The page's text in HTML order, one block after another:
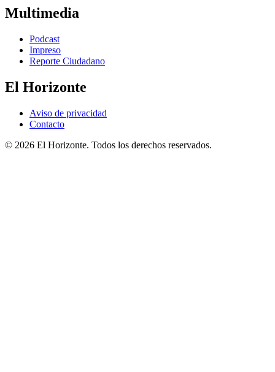
Multimedia
Podcast
Impreso
Reporte Ciudadano
El Horizonte
Aviso de privacidad
Contacto
© 2026 El Horizonte. Todos los derechos reservados.